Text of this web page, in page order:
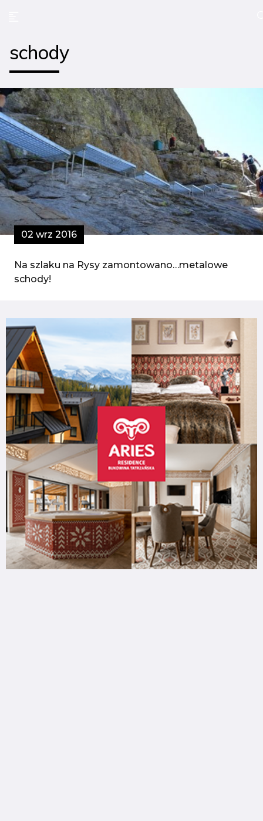
schody
02 wrz 2016
Na szlaku na Rysy zamontowano…metalowe
schody!